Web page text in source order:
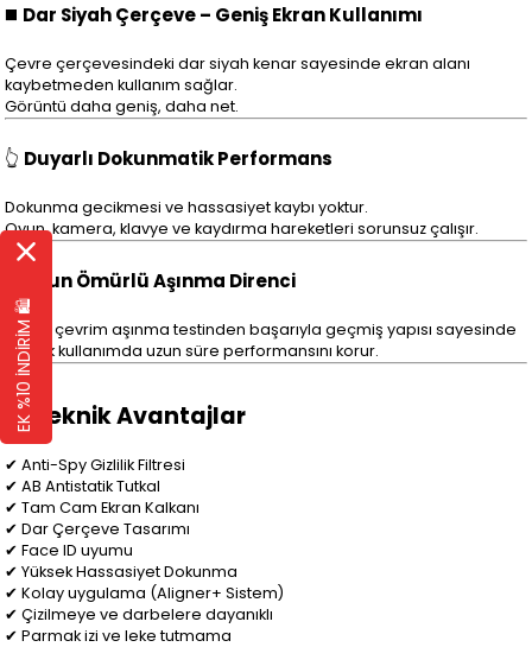
◼️ Dar Siyah Çerçeve – Geniş Ekran Kullanımı
Çevre çerçevesindeki dar siyah kenar sayesinde ekran alanı
kaybetmeden kullanım sağlar.
Görüntü daha geniş, daha net.
👆 Duyarlı Dokunmatik Performans
Dokunma gecikmesi ve hassasiyet kaybı yoktur.
Oyun, kamera, klavye ve kaydırma hareketleri sorunsuz çalışır.
Uzun Ömürlü Aşınma Direnci
15.000 çevrim aşınma testinden başarıyla geçmiş yapısı sayesinde
günlük kullanımda uzun süre performansını korur.
🔹 Teknik Avantajlar
✔ Anti-Spy Gizlilik Filtresi
✔ AB Antistatik Tutkal
✔ Tam Cam Ekran Kalkanı
✔ Dar Çerçeve Tasarımı
✔ Face ID uyumu
✔ Yüksek Hassasiyet Dokunma
✔ Kolay uygulama (Aligner+ Sistem)
✔ Çizilmeye ve darbelere dayanıklı
✔ Parmak izi ve leke tutmama
EK %10 İNDİRİM 🛍️